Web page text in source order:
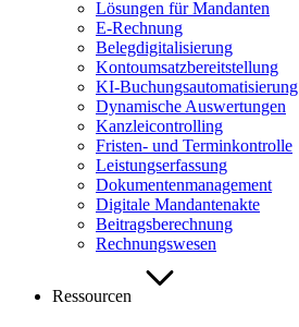
Lösungen für Mandanten
E-Rechnung
Belegdigitalisierung
Kontoumsatzbereitstellung
KI-Buchungsautomatisierung
Dynamische Auswertungen
Kanzleicontrolling
Fristen- und Terminkontrolle
Leistungserfassung
Dokumentenmanagement
Digitale Mandantenakte
Beitragsberechnung
Rechnungswesen
Ressourcen